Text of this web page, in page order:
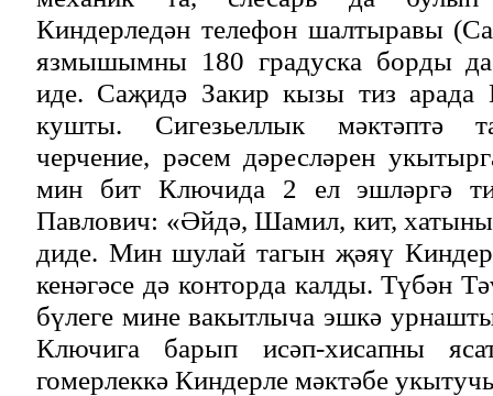
Киндерледән телефон шалтыравы
язмышымны 180 градуска борды
иде. Саҗидә Закир кызы тиз арада
кушты. Сигезьеллык мәктәптә
черчение, рәсем дәресләрен
мин бит Ключида 2 ел эшләргә
Павлович: «Әйдә, Шамил, кит,
диде. Мин шулай тагын җәяү
кенәгәсе дә конторда калды. Түбән
бүлеге мине вакытлыча эшкә
Ключига барып исәп-хисапны
гомерлеккә Киндерле мәктәбе